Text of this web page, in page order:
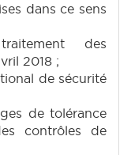
dans ce sens
des
2018 ;
de sécurité
de tolérance
contrôles de